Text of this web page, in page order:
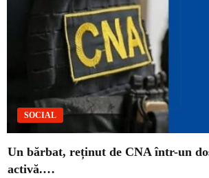
SOCIAL
Un bărbat, reținut de CNA într-un
activă.…